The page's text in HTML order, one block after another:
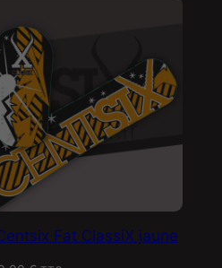
Fat ClassiX jaune